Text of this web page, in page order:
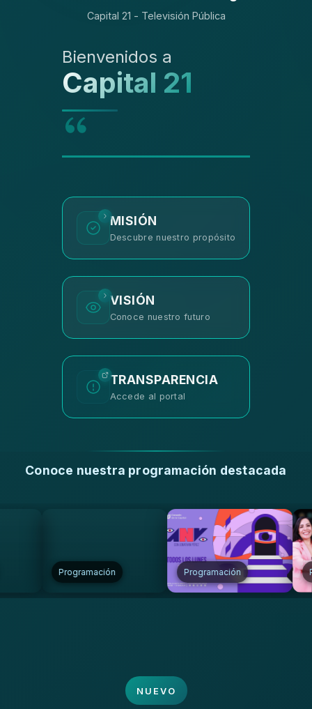
Capital 21 - Televisión Pública
Bienvenidos a
Capital 21
MISIÓN
Descubre nuestro propósito
VISIÓN
Conoce nuestro futuro
TRANSPARENCIA
Accede al portal
Conoce nuestra programación destacada
Programación Programación
NUEVO